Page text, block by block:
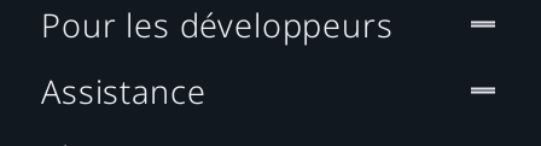
Pour les développeurs
Assistance